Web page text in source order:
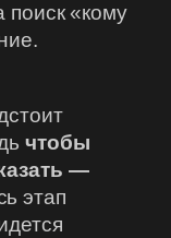
поиск «кому
чтобы
—
этап